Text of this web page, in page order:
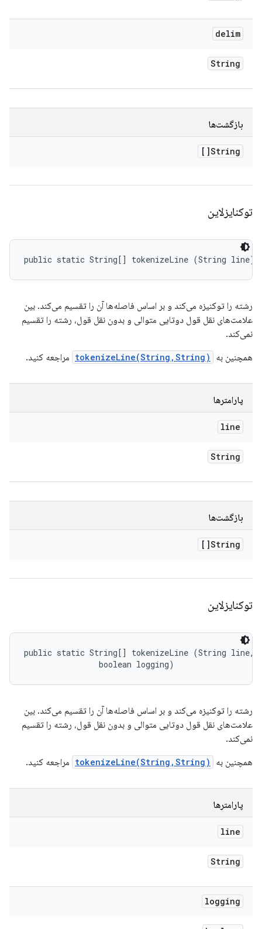
delim
String
بازگشت‌ها
String[]
توکنایزلاین
public static String[] tokenizeLine (String line)
رشته را توکنیزه می‌کند و بر اساس فاصله‌ها آن را تقسیم می‌کند. بین
علامت‌های نقل قول دوتایی متوالی و بدون نقل قول، رشته را تقسیم
نمی‌کند.
همچنین به
tokenizeLine(String,String) مراجعه کنید.
پارامترها
line
String
بازگشت‌ها
String[]
توکنایزلاین
public static String[] tokenizeLine (String line,
                boolean logging)
رشته را توکنیزه می‌کند و بر اساس فاصله‌ها آن را تقسیم می‌کند. بین
علامت‌های نقل قول دوتایی متوالی و بدون نقل قول، رشته را تقسیم
نمی‌کند.
همچنین به
tokenizeLine(String,String) مراجعه کنید.
پارامترها
line
String
logging